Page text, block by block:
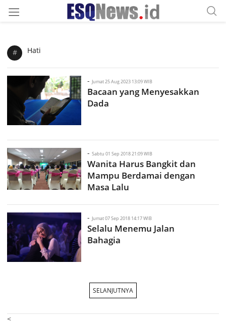
# Hati
- Jumat 25 Aug 2023 13:09 WIB
Bacaan yang Menyesakkan
Dada
- Sabtu 01 Sep 2018 21:09 WIB
Wanita Harus Bangkit dan
Mampu Berdamai dengan
Masa Lalu
- Jumat 07 Sep 2018 14:17 WIB
Selalu Menemu Jalan
Bahagia
SELANJUTNYA
<